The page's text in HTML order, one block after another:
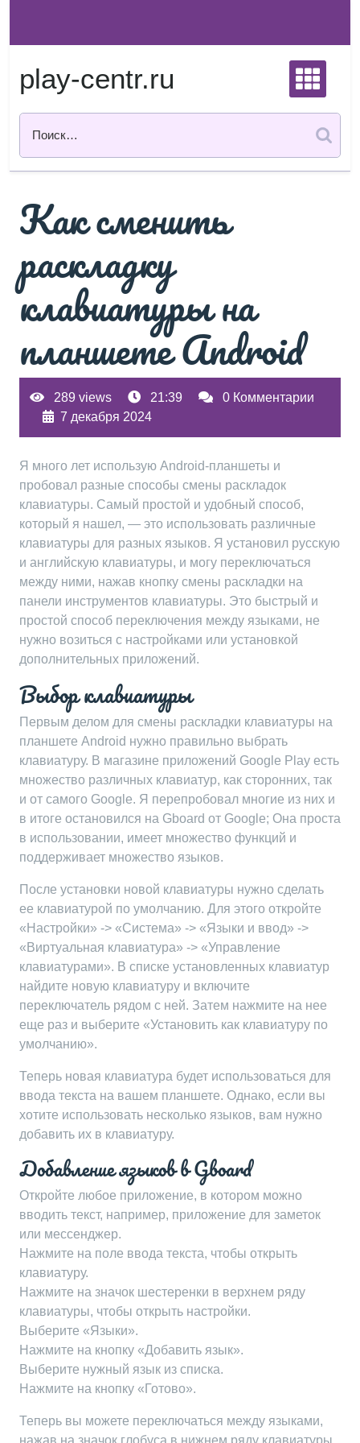
содержимому
play-centr.ru
Как сменить
раскладку
клавиатуры на
планшете Android
289 views 21:39
0 Комментарии
7 декабря 2024
Я много лет использую Android-планшеты и
пробовал разные способы смены раскладок
клавиатуры. Самый простой и удобный способ,
который я нашел, — это использовать различные
клавиатуры для разных языков. Я установил русскую
и английскую клавиатуры, и могу переключаться
между ними, нажав кнопку смены раскладки на
панели инструментов клавиатуры. Это быстрый и
простой способ переключения между языками, не
нужно возиться с настройками или установкой
дополнительных приложений.
Выбор клавиатуры
Первым делом для смены раскладки клавиатуры на
планшете Android нужно правильно выбрать
клавиатуру. В магазине приложений Google Play есть
множество различных клавиатур, как сторонних, так
и от самого Google. Я перепробовал многие из них и
в итоге остановился на Gboard от Google; Она проста
в использовании, имеет множество функций и
поддерживает множество языков.
После установки новой клавиатуры нужно сделать
ее клавиатурой по умолчанию. Для этого откройте
«Настройки» -> «Система» -> «Языки и ввод» ->
«Виртуальная клавиатура» -> «Управление
клавиатурами». В списке установленных клавиатур
найдите новую клавиатуру и включите
переключатель рядом с ней. Затем нажмите на нее
еще раз и выберите «Установить как клавиатуру по
умолчанию».
Теперь новая клавиатура будет использоваться для
ввода текста на вашем планшете. Однако, если вы
хотите использовать несколько языков, вам нужно
добавить их в клавиатуру.
Добавление языков в Gboard
Откройте любое приложение, в котором можно
вводить текст, например, приложение для заметок
или мессенджер.
Нажмите на поле ввода текста, чтобы открыть
клавиатуру.
Нажмите на значок шестеренки в верхнем ряду
клавиатуры, чтобы открыть настройки.
Выберите «Языки».
Нажмите на кнопку «Добавить язык».
Выберите нужный язык из списка.
Нажмите на кнопку «Готово».
Теперь вы можете переключаться между языками,
нажав на значок глобуса в нижнем ряду клавиатуры.